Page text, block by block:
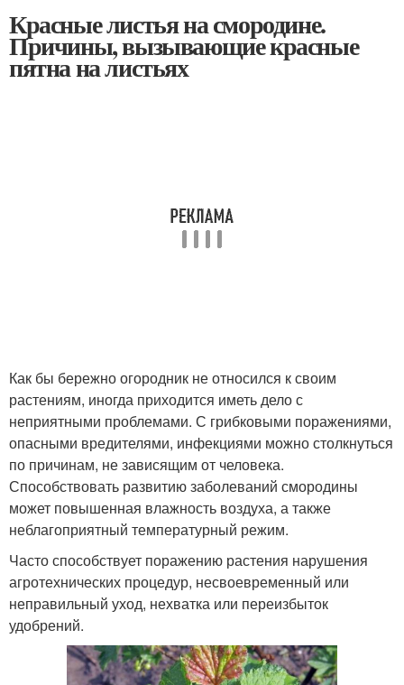
Красные листья на смородине.
Причины, вызывающие красные
пятна на листьях
Как бы бережно огородник не относился к своим
растениям, иногда приходится иметь дело с
неприятными проблемами. С грибковыми поражениями,
опасными вредителями, инфекциями можно столкнуться
по причинам, не зависящим от человека.
Способствовать развитию заболеваний смородины
может повышенная влажность воздуха, а также
неблагоприятный температурный режим.
Часто способствует поражению растения нарушения
агротехнических процедур, несвоевременный или
неправильный уход, нехватка или переизбыток
удобрений.